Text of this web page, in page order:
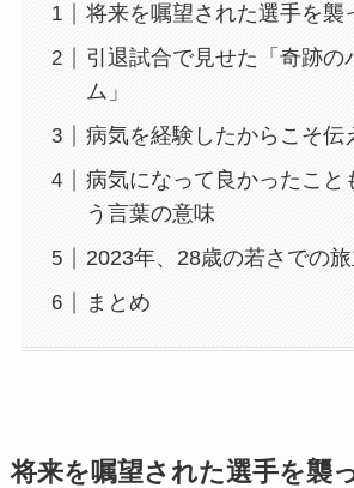
将来を嘱望された選手を襲
引退試合で見せた「奇跡の
ム」
病気を経験したからこそ伝
病気になって良かったこと
う言葉の意味
2023年、28歳の若さでの
まとめ
将来を嘱望された選手を襲